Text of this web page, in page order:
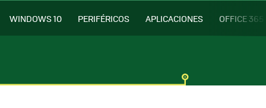
WINDOWS 10 PERIFÉRICOS APLICACIONES OFFICE 365